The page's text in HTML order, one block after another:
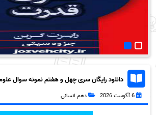
دانلود رایگان سری چهل و هفتم نمونه سوال
دهم انسانی به همراه pdf
6 آگوست 2026 دهم انسانی